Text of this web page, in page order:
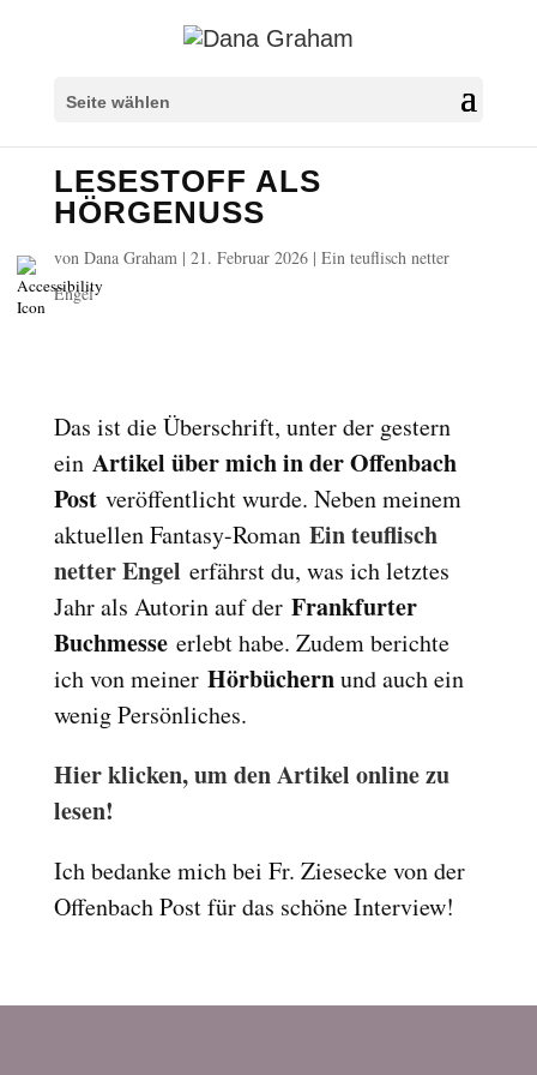
Seite wählen
LESESTOFF ALS
HÖRGENUSS
von Dana Graham| 21. Februar 2026| Ein teuflisch netter
Engel
Das ist die Überschrift, unter der gestern
ein Artikel über mich in der Offenbach
Postveröffentlicht wurde. Neben meinem
aktuellen Fantasy-Roman Ein teuflisch
netter Engel erfährst du, was ich letztes
Jahr als Autorin auf der Frankfurter
Buchmesse erlebt habe. Zudem berichte
ich von meiner Hörbüchernund auch ein
wenig Persönliches.
Hier klicken, um den Artikel online zu
lesen!
Ich bedanke mich bei Fr. Ziesecke von der
Offenbach Post für das schöne Interview!
Überschriften markieren
settings
zoom_out Herauszoomen
zoom_in Vergrößern
remove_circle_outline Schrift verkleinern
add_circle_outline
brightness_low Dunkler Kontrast
format_underlined Links unterstreichen
font_download Links markieren
Reset
options
cached